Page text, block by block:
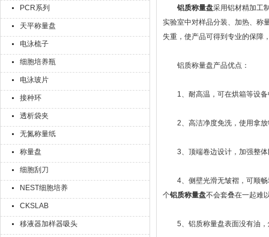
PCR系列
天平称量盘
电泳梳子
细胞培养瓶
电泳玻片
接种环
透析袋夹
无氮称量纸
称量盘
细胞刮刀
NEST细胞培养
CKSLAB
移液器加样器吸头
铝质称量盘采用铝材精加工
实验室中对样品分装、加热、称
失重，使产品可得到专业的保障
铝质称量盘产品优点：
1、耐高温，可在烘箱等设备
2、高洁净度免洗，使用拿放
3、顶端卷边设计，加强整体
4、侧壁光滑无皱褶，可顺畅
个铝质称量盘不会套叠在一起难
5、铝质称量盘表面没有油，